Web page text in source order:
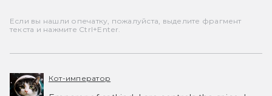
Если вы нашли опечатку, пожалуйста, выделите фрагмент
текста и нажмите Ctrl+Enter.
Кот-император